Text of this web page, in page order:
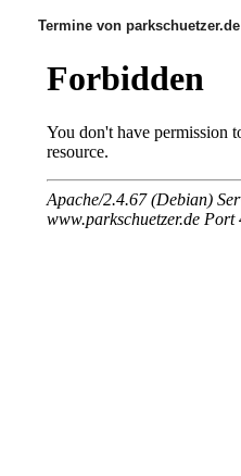
Termine von parkschuetzer.de